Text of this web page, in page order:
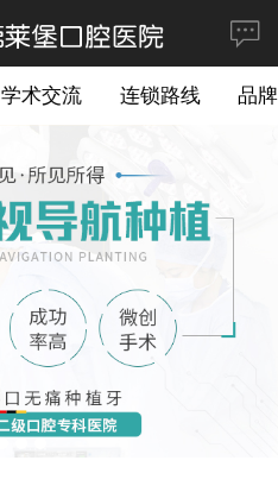
学术交流 连锁路线 品